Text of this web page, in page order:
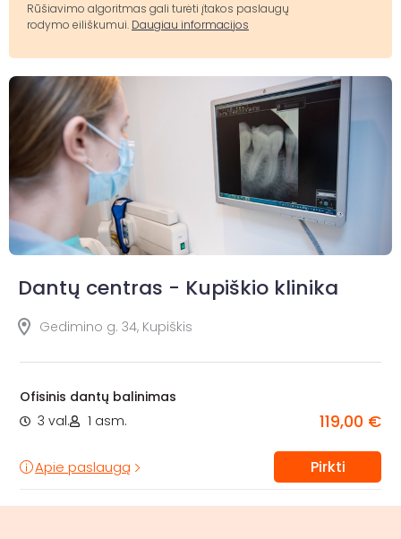
Rūšiavimo algoritmas gali turėti įtakos paslaugų
rodymo eiliškumui. Daugiau informacijos
Dantų centras - Kupiškio klinika
Gedimino g. 34, Kupiškis
Ofisinis dantų balinimas
3 val.
1 asm. 119,00 €
Apie paslaugą Pirkti